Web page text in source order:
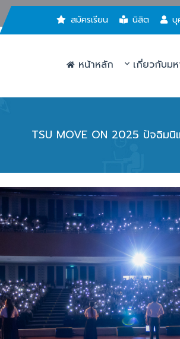
สมัครเรียน นิสิต บุ
หน้าหลัก เกี่ยวกับมห
TSU MOVE ON 2025 ปัจฉิม